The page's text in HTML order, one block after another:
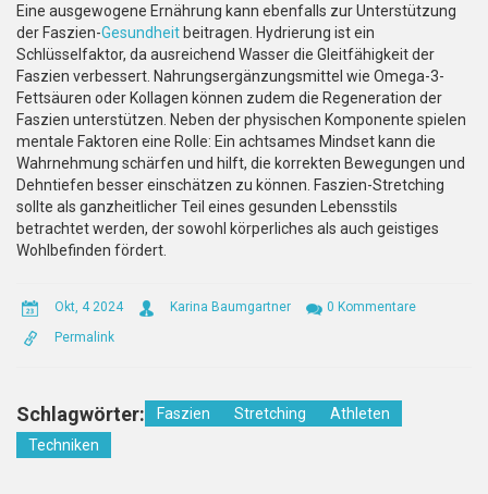
Eine ausgewogene Ernährung kann ebenfalls zur Unterstützung
der Faszien-Gesundheitbeitragen. Hydrierung ist ein
Schlüsselfaktor, da ausreichend Wasser die Gleitfähigkeit der
Faszien verbessert. Nahrungsergänzungsmittel wie Omega-3-
Fettsäuren oder Kollagen können zudem die Regeneration der
Faszien unterstützen. Neben der physischen Komponente spielen
mentale Faktoren eine Rolle: Ein achtsames Mindset kann die
Wahrnehmung schärfen und hilft, die korrekten Bewegungen und
Dehntiefen besser einschätzen zu können. Faszien-Stretching
sollte als ganzheitlicher Teil eines gesunden Lebensstils
betrachtet werden, der sowohl körperliches als auch geistiges
Wohlbefinden fördert.
Okt, 4 2024 Karina Baumgartner
0 Kommentare
Permalink
Schlagwörter: Faszien Stretching
Athleten
Techniken